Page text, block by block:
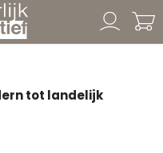
tot landelijk